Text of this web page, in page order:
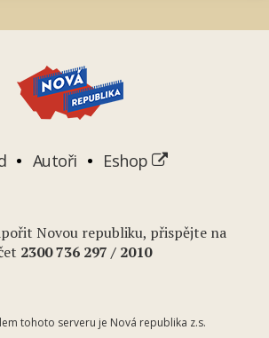
Autoři Eshop
Novou republiku, přispějte na
2300 736 297 / 2010
tohoto serveru je Nová republika z.s.